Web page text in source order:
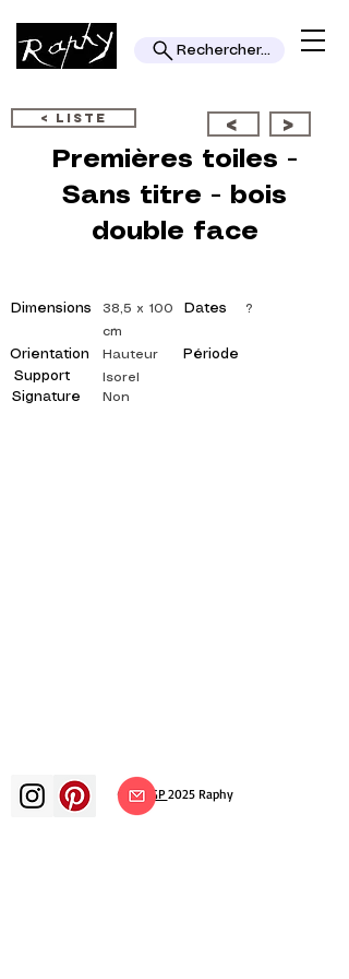
Rechercher...
< LISTE < >
Premières toiles -
Sans titre - bois
double face
Dimensions
Orientation
Support
Signature
38,5 x 100
cm
Dates
Période
Hauteur
Isorel
Non
?
© ADAGP 2025 Raphy